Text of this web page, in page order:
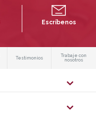
Escríbenos
Testimonios
Trabaje con
nosotros